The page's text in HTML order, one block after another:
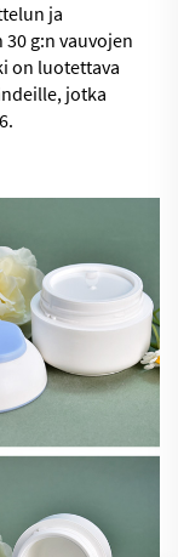
ja
g:n vauvojen
on luotettava
jotka